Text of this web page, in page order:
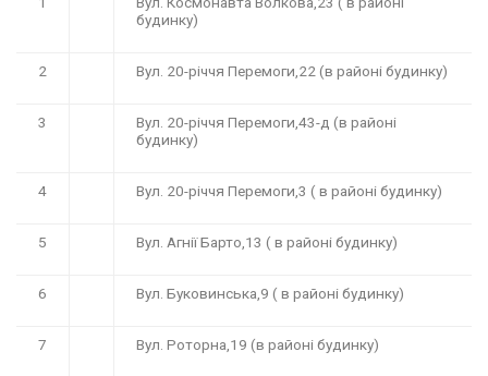
будинку)
2 Вул. 20-річчя Перемоги,22 (в районі будинку)
3
Вул. 20-річчя Перемоги,43-д (в районі
будинку)
4 Вул. 20-річчя Перемоги,3 ( в районі будинку)
5 Вул. Агнії Барто,13 ( в районі будинку)
6 Вул. Буковинська,9 ( в районі будинку)
7 Вул. Роторна,19 (в районі будинку)